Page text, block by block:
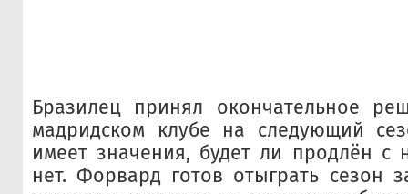
Бразилец принял окончательное
мадридском клубе на следующий
имеет значения, будет ли продлён с
нет. Форвард готов отыграть сезон